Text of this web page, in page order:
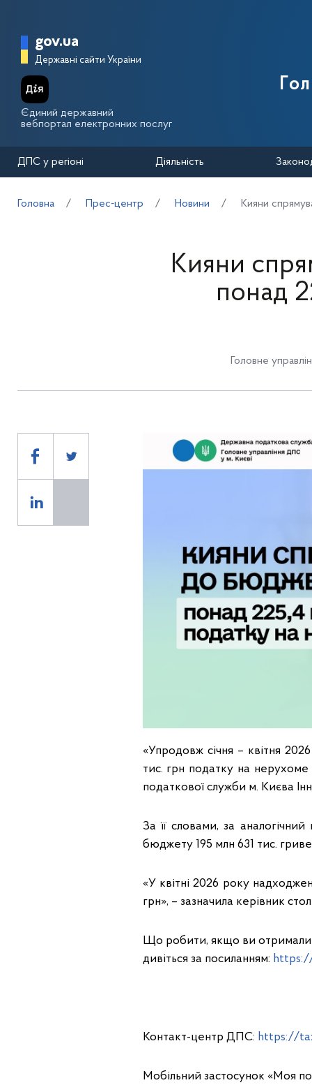
Головна сторінка Державної
gov.ua
Державні сайти України
Єдиний державний
вебпортал електронних послуг
ДПС у регіоні Діяльність
Головна Прес-центр Новини Кияни
Кияни
понад
Головне
«Упродовж січня – квітня
тис. грн податку на нерухоме
податкової служби м. Києва
За її словами, за
бюджету 195 млн 631 тис.
«У квітні 2026 року
грн», – зазначила керівник
Що робити, якщо ви отримали
дивіться за посиланням:
Контакт-центр ДПС: https://
Мобільний застосунок «Моя